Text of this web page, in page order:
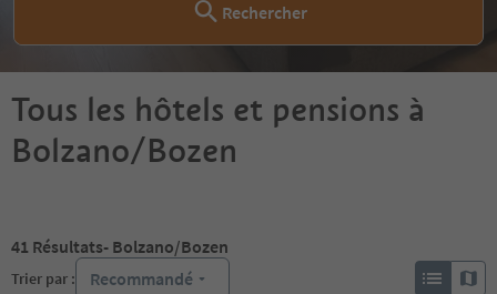
Rechercher
Tous les hôtels et pensions à
Bolzano/Bozen
41 Résultats- Bolzano/Bozen
Trier par : Recommandé